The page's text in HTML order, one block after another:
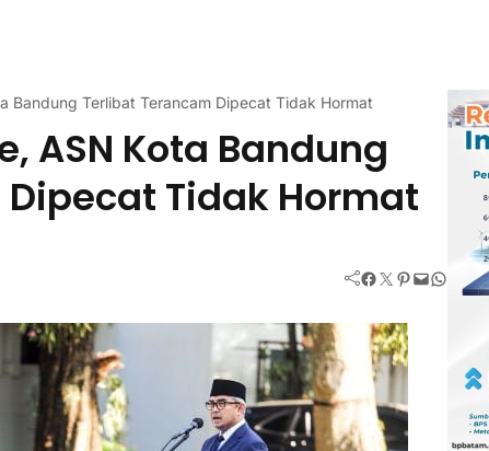
Bandung Terlibat Terancam Dipecat Tidak Hormat
ASN Kota Bandung
Tidak Hormat
Facebook Twitter Pinterest Mail WhatsApp